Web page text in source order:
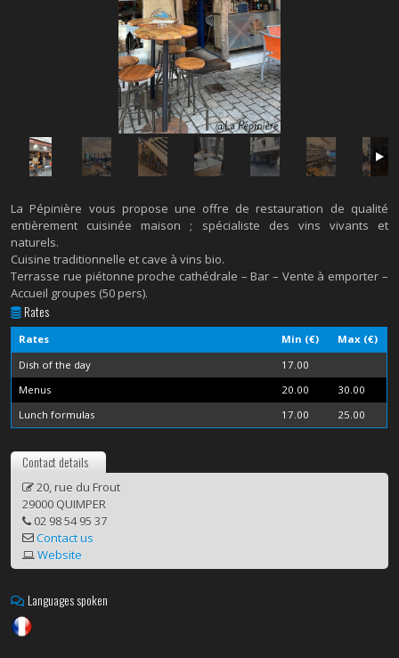
La Pépinière vous propose une offre de restauration de qualité
entièrement cuisinée maison ; spécialiste des vins vivants et
naturels.
Cuisine traditionnelle et cave à vins bio.
Terrasse rue piétonne proche cathédrale – Bar – Vente à emporter –
Accueil groupes (50 pers).
Rates
Rates Min (€)
Max (€)
Dish of the day
17.00
Menus
20.00
30.00
Lunch formulas
17.00 25.00
Contact details
20, rue du Frout
29000 QUIMPER
02 98 54 95 37
Contact us
Website
Languages spoken